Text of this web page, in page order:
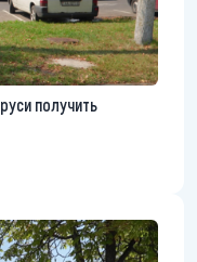
получить